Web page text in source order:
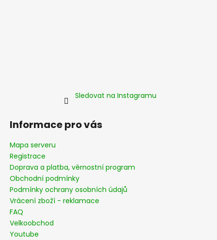
Sledovat na Instagramu
Informace pro vás
Mapa serveru
Registrace
Doprava a platba, věrnostní program
Obchodní podmínky
Podmínky ochrany osobních údajů
Vrácení zboží - reklamace
FAQ
Velkoobchod
Youtube